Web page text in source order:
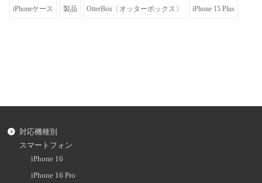
iPhoneケース 製品 OtterBox〔オッターボックス〕 iPhone 15 Plus
対応機種別
スマートフォン
iPhone 16
iPhone 16 Pro